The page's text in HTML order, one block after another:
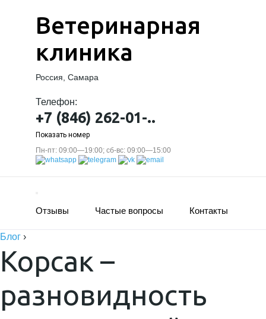
Ветеринарная
клиника
Россия, Самара
Телефон:
+7 (846) 262-01-..
Показать номер
Пн-пт: 09:00—19:00; сб-вс: 09:00—15:00
Отзывы Частые вопросы Контакты
Блог ›
Корсак –
разновидность